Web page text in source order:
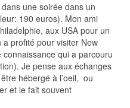
dans une soirée dans un
190 euros). Mon ami
aux USA pour un
profité pour visiter New
qui a parcouru
Je pense aux échanges
hébergé à l’oeil, ou
et le fait souvent